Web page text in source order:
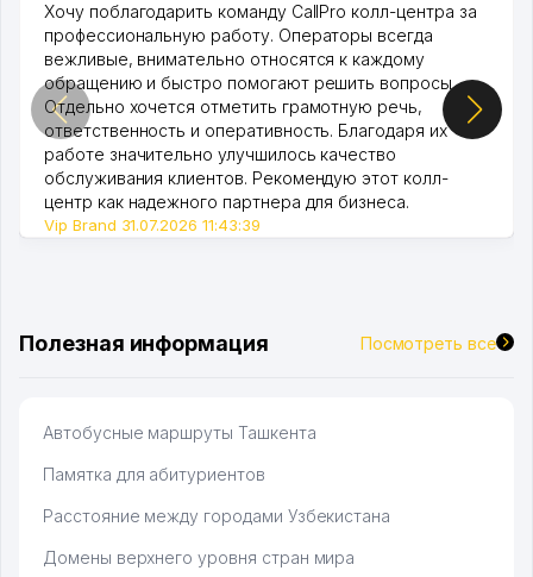
Хочу поблагодарить команду CallPro колл-центра за
профессиональную работу. Операторы всегда
вежливые, внимательно относятся к каждому
обращению и быстро помогают решить вопросы.
Отдельно хочется отметить грамотную речь,
ответственность и оперативность. Благодаря их
работе значительно улучшилось качество
обслуживания клиентов. Рекомендую этот колл-
центр как надежного партнера для бизнеса.
Vip Brand 31.07.2026 11:43:39
Полезная информация Посмотреть все
Автобусные маршруты Ташкента
Памятка для абитуриентов
Расстояние между городами Узбекистана
Домены верхнего уровня стран мира